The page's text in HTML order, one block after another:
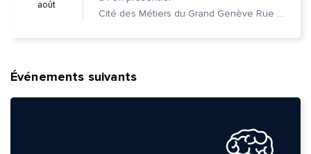
août
Cité des Métiers du Grand Genève Rue Prévost-Martin 6 1205 Genève
Événements suivants